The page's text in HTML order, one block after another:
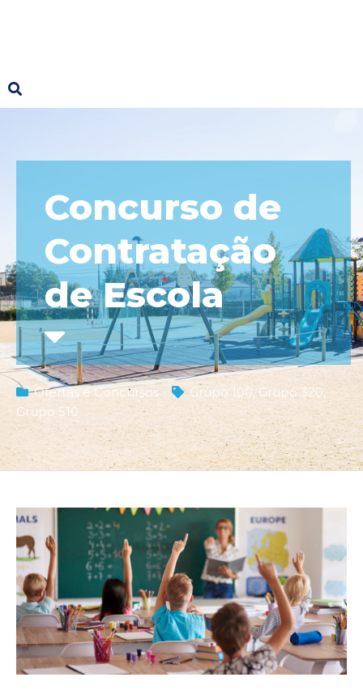
Concurso de
Contratação
de Escola
Ofertas e Concursos Grupo 100, Grupo 320,
Grupo 510